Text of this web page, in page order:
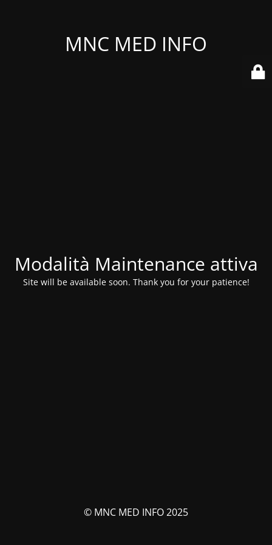
MNC MED INFO
Modalità Maintenance attiva
Site will be available soon. Thank you for your patience!
© MNC MED INFO 2025